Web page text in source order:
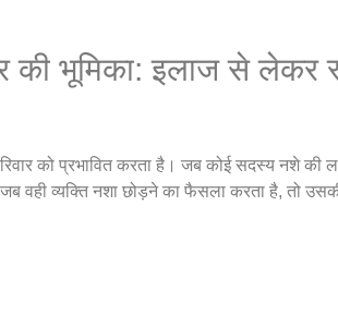
की भूमिका: इलाज से लेकर
को प्रभावित करता है। जब कोई सदस्य नशे
वही व्यक्ति नशा छोड़ने का फैसला करता है, तो